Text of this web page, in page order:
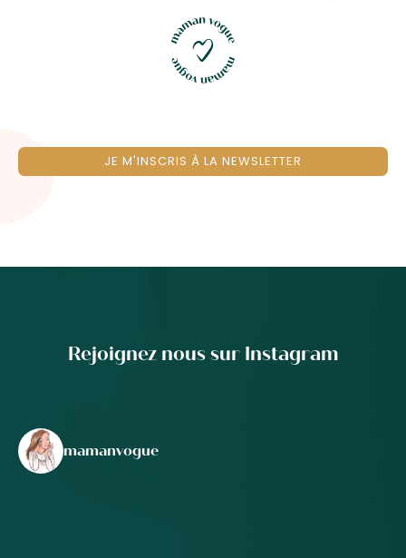
JE M'INSCRIS À LA NEWSLETTER
Rejoignez nous sur Instagram
mamanvogue